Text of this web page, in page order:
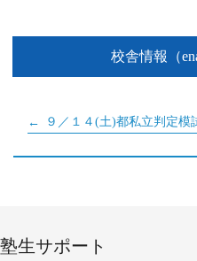
校舎情報（
９／１４(土)都私立判定模
塾生サポート